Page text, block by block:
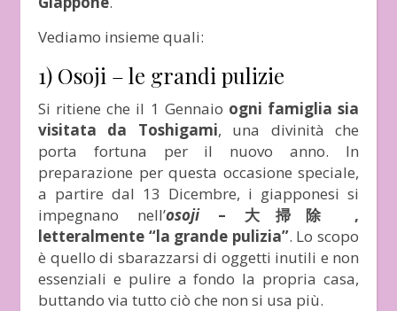
Vediamo insieme quali:
1) Osoji – le grandi pulizie
Si ritiene che il 1 Gennaio ogni famiglia sia
visitata da Toshigami, una divinità che
porta fortuna per il nuovo anno. In
preparazione per questa occasione speciale,
a partire dal 13 Dicembre, i giapponesi si
impegnano nell’osoji – 大掃除 ,
letteralmente “la grande pulizia”. Lo scopo
è quello di sbarazzarsi di oggetti inutili e non
essenziali e pulire a fondo la propria casa,
buttando via tutto ciò che non si usa più.